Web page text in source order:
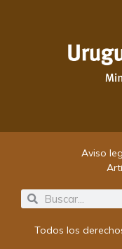
Todos los
SearchSearch
Aviso